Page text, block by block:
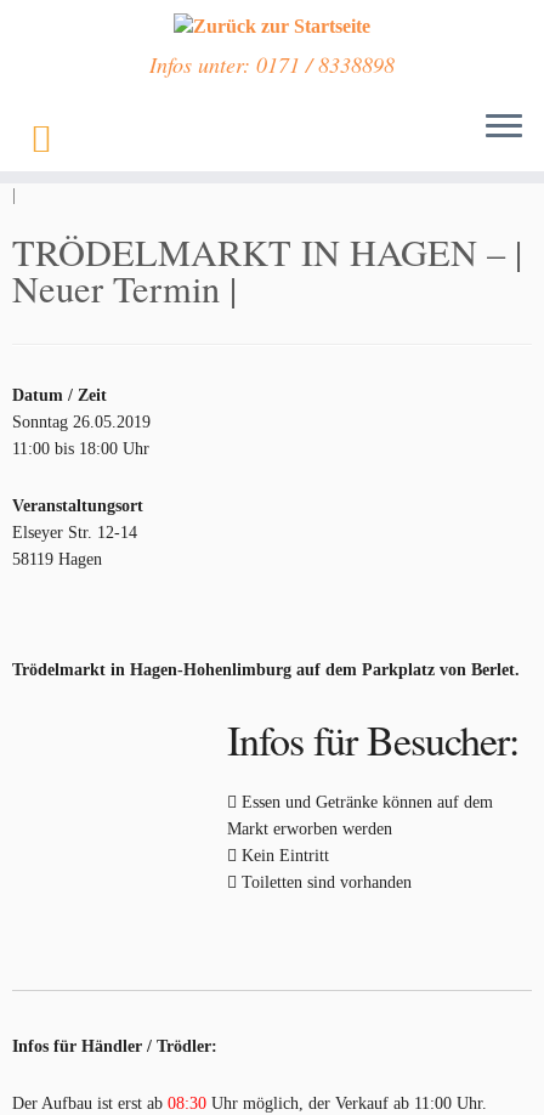
springen
Infos unter: 0171 / 8338898
TRÖDELMARKT IN HAGEN – |
Neuer Termin |
Datum / Zeit
Sonntag 26.05.2019
11:00 bis 18:00 Uhr
Veranstaltungsort
Elseyer Str. 12-14
58119 Hagen
Trödelmarkt in Hagen-Hohenlimburg auf dem Parkplatz von Berlet.
Infos für Besucher:
Essen und Getränke können auf dem
Markt erworben werden
Kein Eintritt
Toiletten sind vorhanden
Infos für Händler / Trödler:
Der Aufbau ist erst ab 08:30 Uhr möglich, der Verkauf ab 11:00 Uhr.